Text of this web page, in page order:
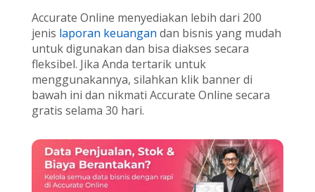
Accurate Online menyediakan lebih dari 200
jenis laporan keuangan dan bisnis yang mudah
untuk digunakan dan bisa diakses secara
fleksibel. Jika Anda tertarik untuk
menggunakannya, silahkan klik banner di
bawah ini dan nikmati Accurate Online secara
gratis selama 30 hari.